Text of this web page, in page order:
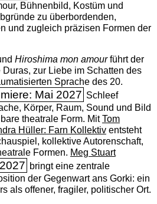
Bühnenbild, Kostüm und
zu überbordenden,
und zugleich präzisen Formen der
Hiroshima mon amourführt der
zur Liebe im Schatten des
Sprache des 20.
Mai 2027 Schleef
Körper, Raum, Sound und Bild
theatrale Form. MitTom
Hüller: Farn Kollektiventsteht
kollektive Autorenschaft,
Formen. Meg Stuart
bringt eine zentrale
der Gegenwart ans Gorki: ein
als offener, fragiler, politischer Ort.